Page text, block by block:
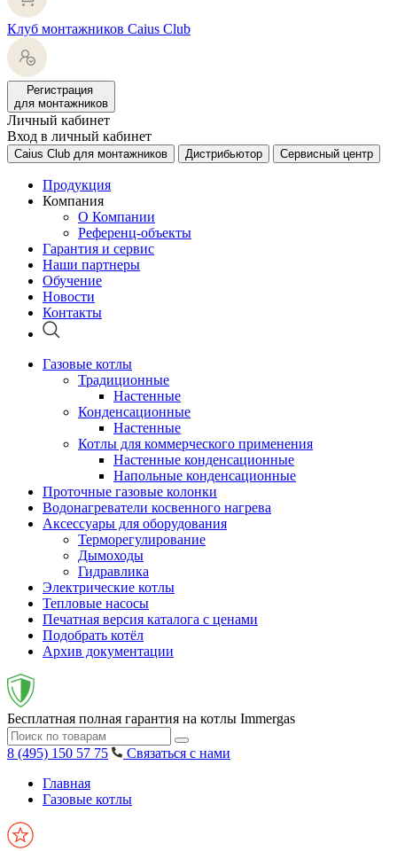
Клуб монтажников Caius Club
Регистрация
для монтажников
Личный кабинет
Вход в личный кабинет
Caius Club для монтажников Дистрибьютор Сервисный центр
Продукция
Компания
О Компании
Референц-объекты
Гарантия и сервис
Наши партнеры
Обучение
Новости
Контакты
Газовые котлы
Традиционные
Настенные
Конденсационные
Настенные
Котлы для коммерческого применения
Настенные конденсационные
Напольные конденсационные
Проточные газовые колонки
Водонагреватели косвенного нагрева
Аксессуары для оборудования
Терморегулирование
Дымоходы
Гидравлика
Электрические котлы
Тепловые насосы
Печатная версия каталога с ценами
Подобрать котёл
Архив документации
Бесплатная полная гарантия на котлы Immergas
8 (495) 150 57 75
Связаться с нами
Главная
Газовые котлы